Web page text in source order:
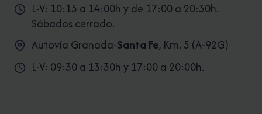
L-V: 10:15 a 14:00h y de 17:00 a 20:30h.
Sábados cerrado.
Autovía Granada-Santa Fe, Km. 5 (A-92G)
L-V: 09:30 a 13:30h y 17:00 a 20:00h.